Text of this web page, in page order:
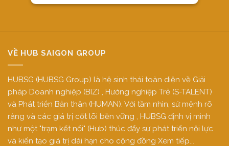
VỀ HUB SAIGON GROUP
HUBSG (HUBSG Group) là hệ sinh thái toàn diện về Giải
pháp Doanh nghiệp (BIZ) , Hướng nghiệp Trẻ (S-TALENT)
và Phát triển Bản thân (HUMAN). Với tầm nhìn, sứ mệnh rõ
ràng và các giá trị cốt lõi bền vững , HUBSG định vị mình
như một "trạm kết nối" (Hub) thúc đẩy sự phát triển nội lực
và kiến tạo giá trị dài hạn cho cộng đồng Xem tiếp...